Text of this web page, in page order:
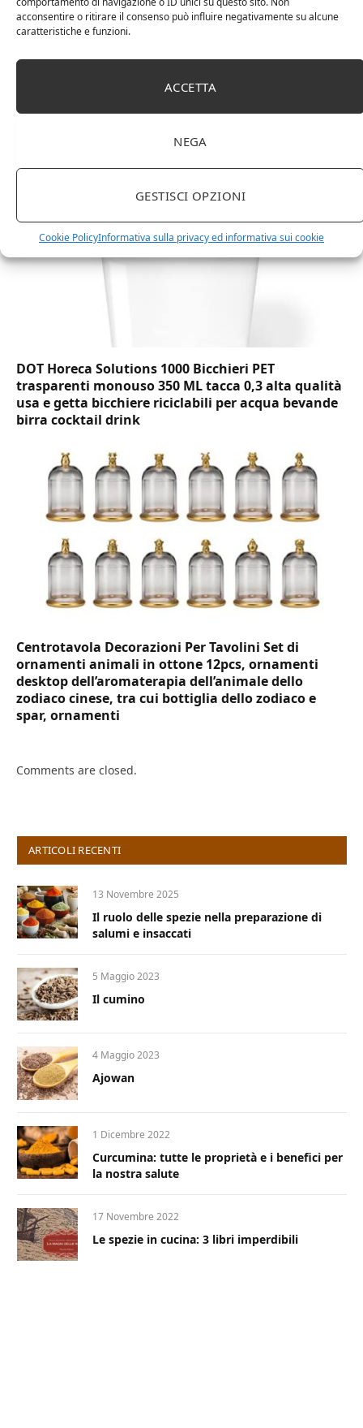
acconsentire o ritirare il consenso può influire negativamente su alcune
caratteristiche e funzioni.
ACCETTA
NEGA
GESTISCI OPZIONI
Cookie PolicyInformativa sulla privacy ed informativa sui cookie
Amazon Basics Martin – Libreria, 35 x 114 x 78 cm
DOT Horeca Solutions 1000 Bicchieri PET
trasparenti monouso 350 ML tacca 0,3 alta qualità
usa e getta bicchiere riciclabili per acqua bevande
birra cocktail drink
Centrotavola Decorazioni Per Tavolini Set di
ornamenti animali in ottone 12pcs, ornamenti
desktop dell’aromaterapia dell’animale dello
zodiaco cinese, tra cui bottiglia dello zodiaco e
spar, ornamenti
Comments are closed.
ARTICOLI RECENTI
13 Novembre 2025
Il ruolo delle spezie nella preparazione di
salumi e insaccati
5 Maggio 2023
Il cumino
4 Maggio 2023
Ajowan
1 Dicembre 2022
Curcumina: tutte le proprietà e i benefici per
la nostra salute
17 Novembre 2022
Le spezie in cucina: 3 libri imperdibili